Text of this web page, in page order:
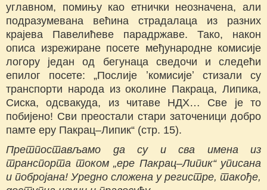
углавном, помињу као етнички неозначена, али
подразумевана већина страдалаца из разних
крајева Павелићеве парадржаве. Тако, након
описа изрежиране посете међународне комисије
логору један од бегунаца сведочи и следећи
епилог посете: „Послије ʼкомисијеʼ стизали су
транспорти народа из околине Пакраца, Липика,
Сиска, одсвакуда, из читаве НДХ… Све је то
побијено! Сви преостали стари заточеници добро
памте еру Пакрац–Липик“ (стр. 15).
Претпостављамо да су и сва имена из
транспорта током „ере Пакрац–Липик“ уписана
и побројана! Уредно сложена у регистре, такође,